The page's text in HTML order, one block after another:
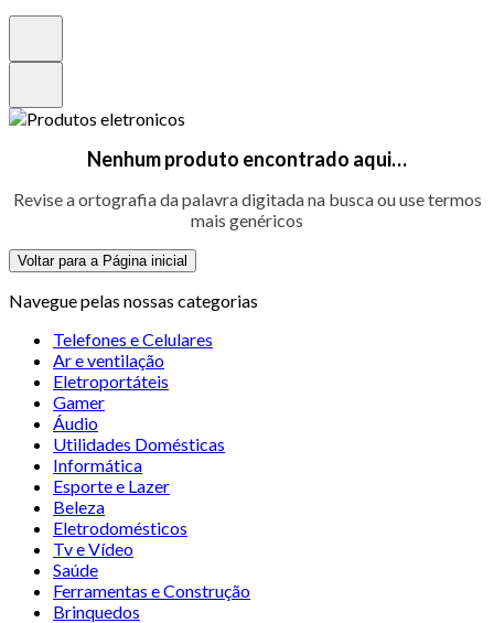
Nenhum produto encontrado aqui…
Revise a ortografia da palavra digitada na busca ou use termos
mais genéricos
Voltar para a Página inicial
Navegue pelas nossas categorias
Telefones e Celulares
Ar e ventilação
Eletroportáteis
Gamer
Áudio
Utilidades Domésticas
Informática
Esporte e Lazer
Beleza
Eletrodomésticos
Tv e Vídeo
Saúde
Ferramentas e Construção
Brinquedos